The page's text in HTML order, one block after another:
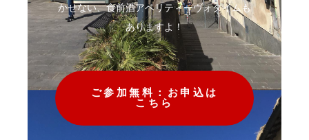
かせない、食前酒アペリティーヴォタイムも
ありますよ！
ご参加無料：お申込は
こちら